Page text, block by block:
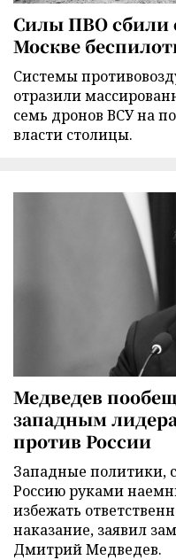
Силы ПВО сбили
Москве
Cистемы
отразили
семь дронов ВСУ на
власти столицы.
Медведев
западным
против России
Западные политики,
Россию руками
избежать
наказание, заявил
Дмитрий Медведев.